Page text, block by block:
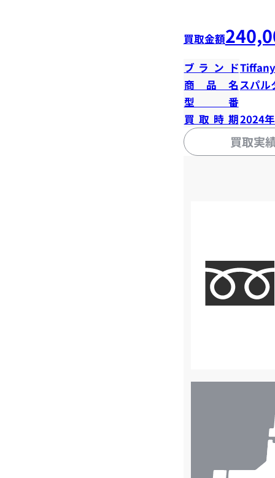
買取金額
ブランド
商品名スパル
型番
買取時期2024
買取実